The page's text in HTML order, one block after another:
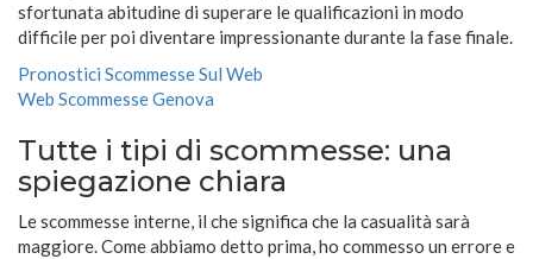
sfortunata abitudine di superare le qualificazioni in modo
difficile per poi diventare impressionante durante la fase finale.
Pronostici Scommesse Sul Web
Web Scommesse Genova
Tutte i tipi di scommesse: una
spiegazione chiara
Le scommesse interne, il che significa che la casualità sarà
maggiore. Come abbiamo detto prima, ho commesso un errore e